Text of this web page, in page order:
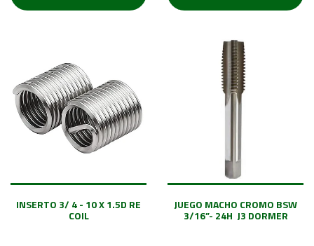
INSERTO 3/ 4 - 10 X 1.5D RE
COIL
JUEGO MACHO CROMO BSW
3/16”- 24H J3 DORMER